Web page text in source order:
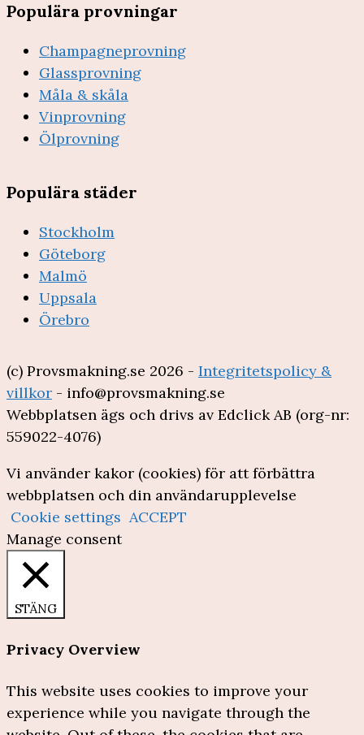
Populära provningar
Champagneprovning
Glassprovning
Måla & skåla
Vinprovning
Ölprovning
Populära städer
Stockholm
Göteborg
Malmö
Uppsala
Örebro
(c) Provsmakning.se 2026 - Integritetspolicy &
villkor - info@provsmakning.se
Webbplatsen ägs och drivs av Edclick AB (org-nr:
559022-4076)
Vi använder kakor (cookies) för att förbättra
webbplatsen och din användarupplevelse
Cookie settings ACCEPT
Manage consent
STÄNG
Privacy Overview
This website uses cookies to improve your
experience while you navigate through the